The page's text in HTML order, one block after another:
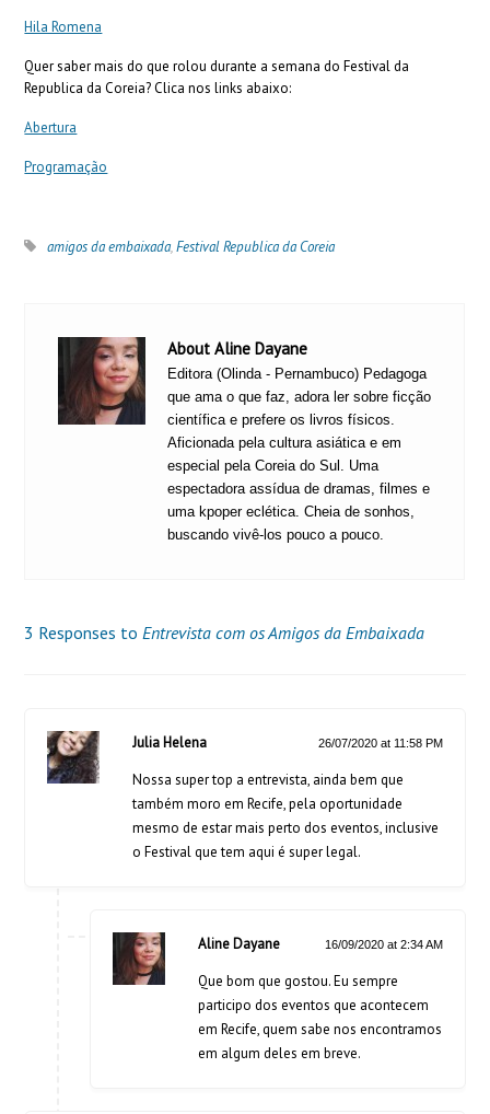
Hila Romena
Quer saber mais do que rolou durante a semana do Festival da
Republica da Coreia? Clica nos links abaixo:
Abertura
Programação
amigos da embaixada,Festival Republica da Coreia
About Aline Dayane
Editora (Olinda - Pernambuco) Pedagoga
que ama o que faz, adora ler sobre ficção
científica e prefere os livros físicos.
Aficionada pela cultura asiática e em
especial pela Coreia do Sul. Uma
espectadora assídua de dramas, filmes e
uma kpoper eclética. Cheia de sonhos,
buscando vivê-los pouco a pouco.
3 Responses toEntrevista com os Amigos da Embaixada
Julia Helena 26/07/2020 at 11:58 PM
Nossa super top a entrevista, ainda bem que
também moro em Recife, pela oportunidade
mesmo de estar mais perto dos eventos, inclusive
o Festival que tem aqui é super legal.
Aline Dayane 16/09/2020 at 2:34 AM
Que bom que gostou. Eu sempre
participo dos eventos que acontecem
em Recife, quem sabe nos encontramos
em algum deles em breve.